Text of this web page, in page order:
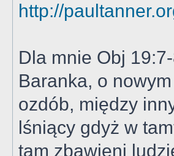
http://
Dla mnie Obj
Baranka, o
ozdób, między
lśniący gdyż w
tam zbawieni